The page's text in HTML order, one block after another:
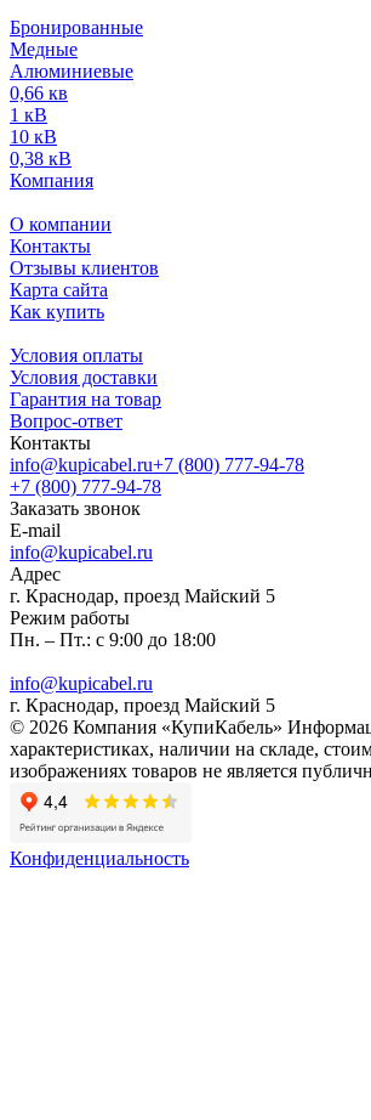
Бронированные
Медные
Алюминиевые
0,66 кв
1 кВ
10 кВ
0,38 кВ
Компания
О компании
Контакты
Отзывы клиентов
Карта сайта
Как купить
Условия оплаты
Условия доставки
Гарантия на товар
Вопрос-ответ
Контакты
info@kupicabel.ru+7 (800) 777-94-78
+7 (800) 777-94-78
Заказать звонок
E-mail
info@kupicabel.ru
Адрес
г. Краснодар, проезд Майский 5
Режим работы
Пн. – Пт.: с 9:00 до 18:00
info@kupicabel.ru
г. Краснодар, проезд Майский 5
© 2026 Компания «КупиКабель»
характеристиках, наличии на складе,
изображениях товаров не является
Конфиденциальность